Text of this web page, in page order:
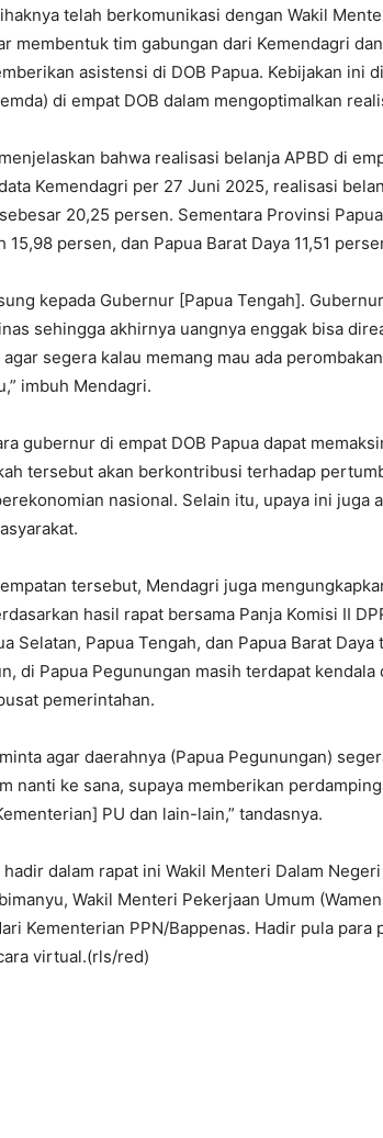
telah berkomunikasi dengan Wakil
membentuk tim gabungan dari Kemendagri
asistensi di DOB Papua. Kebijakan ini
di empat DOB dalam mengoptimalkan
bahwa realisasi belanja APBD di
Kemendagri per 27 Juni 2025, realisasi
20,25 persen. Sementara Provinsi
15,98 persen, dan Papua Barat Daya 11,51
kepada Gubernur [Papua Tengah].
sehingga akhirnya uangnya enggak bisa
segera kalau memang mau ada
imbuh Mendagri.
gubernur di empat DOB Papua dapat
tersebut akan berkontribusi terhadap
nasional. Selain itu, upaya ini juga
tersebut, Mendagri juga
hasil rapat bersama Panja Komisi II
Selatan, Papua Tengah, dan Papua Barat
di Papua Pegunungan masih terdapat kendala
pemerintahan.
agar daerahnya (Papua Pegunungan)
nanti ke sana, supaya memberikan
PU dan lain-lain,” tandasnya.
dalam rapat ini Wakil Menteri Dalam
Wakil Menteri Pekerjaan Umum
Kementerian PPN/Bappenas. Hadir pula para
virtual.(rls/red)